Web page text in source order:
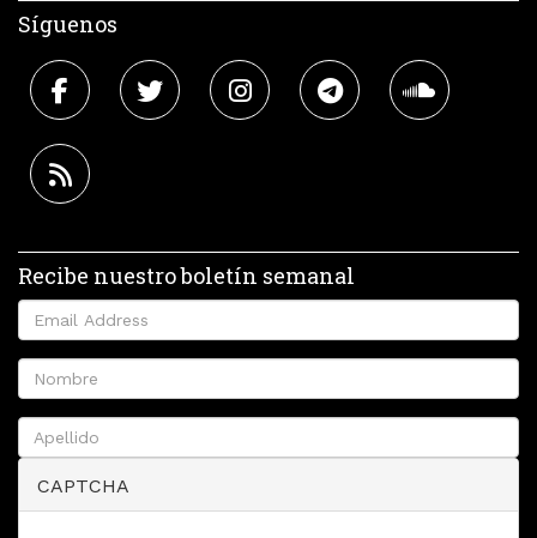
Síguenos
Recibe nuestro boletín semanal
CAPTCHA